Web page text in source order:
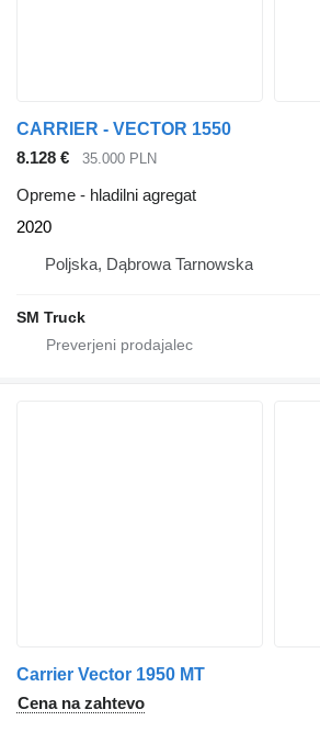
CARRIER - VECTOR 1550
8.128 €
35.000 PLN
Opreme - hladilni agregat
2020
Poljska, Dąbrowa Tarnowska
SM Truck
Carrier Vector 1950 MT
Cena na zahtevo